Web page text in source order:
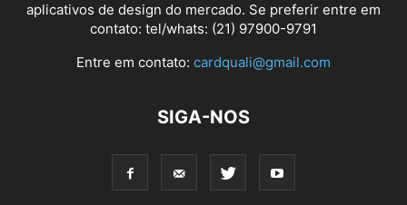
aplicativos de design do mercado. Se preferir entre em
contato: tel/whats: (21) 97900-9791
Entre em contato: cardquali@gmail.com
SIGA-NOS